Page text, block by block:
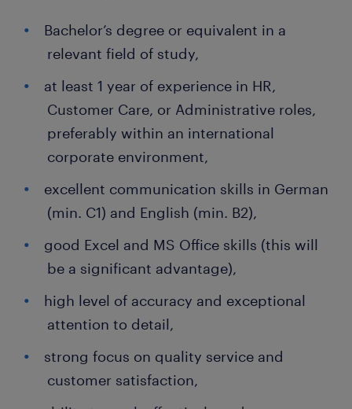
Bachelor’s degree or equivalent in a
relevant field of study,
at least 1 year of experience in HR,
Customer Care, or Administrative roles,
preferably within an international
corporate environment,
excellent communication skills in German
(min. C1) and English (min. B2),
good Excel and MS Office skills (this will
be a significant advantage),
high level of accuracy and exceptional
attention to detail,
strong focus on quality service and
customer satisfaction,